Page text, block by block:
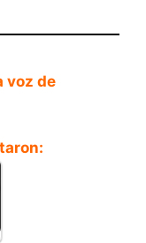
voz de